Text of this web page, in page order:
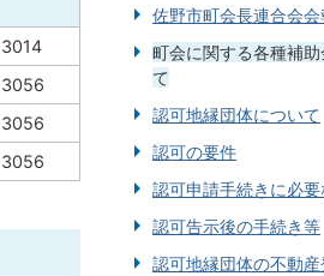
佐野市町会長連合会
町会に関する各種補
て
認可地縁団体について
認可の要件
認可申請手続きに必
認可告示後の手続き等
認可地縁団体の不動